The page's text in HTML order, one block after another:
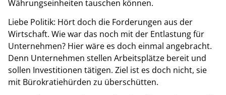
Währungseinheiten tauschen können.
Liebe Politik: Hört doch die Forderungen aus der
Wirtschaft. Wie war das noch mit der Entlastung für
Unternehmen? Hier wäre es doch einmal angebracht.
Denn Unternehmen stellen Arbeitsplätze bereit und
sollen Investitionen tätigen. Ziel ist es doch nicht, sie
mit Bürokratiehürden zu überschütten.